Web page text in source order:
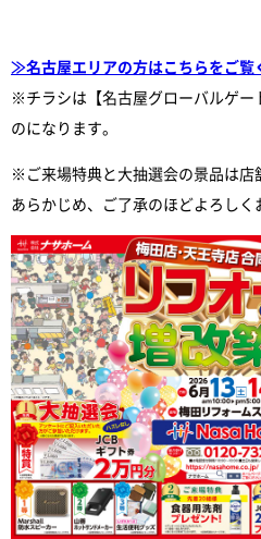
≫名古屋エリアの方はこちらをご
※チラシは【名古屋グローバルゲー
のになります。
※ご来場特典と大抽選会の景品は店
あらかじめ、ご了承のほどよろしく